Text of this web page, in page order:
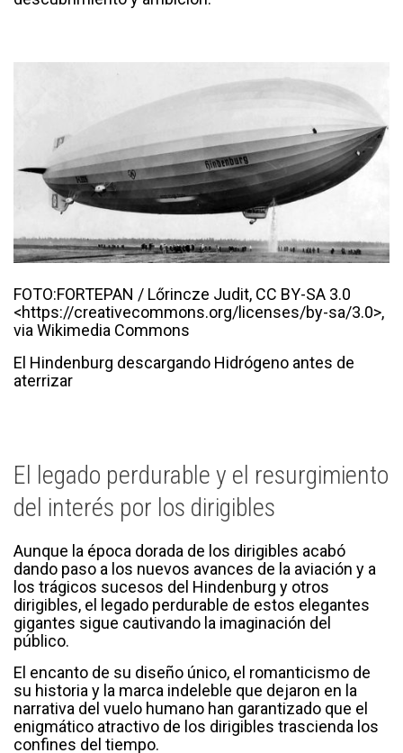
FOTO:FORTEPAN / Lőrincze Judit, CC BY-SA 3.0
<https://creativecommons.org/licenses/by-sa/3.0>,
via Wikimedia Commons
El Hindenburg descargando Hidrógeno antes de
aterrizar
El legado perdurable y el resurgimiento
del interés por los dirigibles
Aunque la época dorada de los dirigibles acabó
dando paso a los nuevos avances de la aviación y a
los trágicos sucesos del Hindenburg y otros
dirigibles, el legado perdurable de estos elegantes
gigantes sigue cautivando la imaginación del
público.
El encanto de su diseño único, el romanticismo de
su historia y la marca indeleble que dejaron en la
narrativa del vuelo humano han garantizado que el
enigmático atractivo de los dirigibles trascienda los
confines del tiempo.